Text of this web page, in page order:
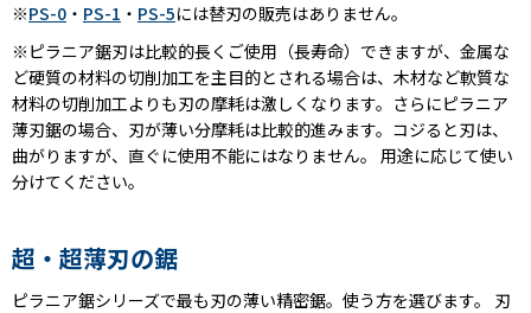
※PS-0 ・ PS-1 ・ PS-5には替刃の販売はありません。
※ピラニア鋸刃は比較的長くご使用（長寿命）できますが、金属な
ど硬質の材料の切削加工を主目的とされる場合は、木材など軟質な
材料の切削加工よりも刃の摩耗は激しくなります。さらにピラニア
薄刃鋸の場合、刃が薄い分摩耗は比較的進みます。コジると刃は、
曲がりますが、直ぐに使用不能にはなりません。 用途に応じて使い
分けてください。
超・超薄刃の鋸
ピラニア鋸シリーズで最も刃の薄い精密鋸。使う方を選びます。 刃